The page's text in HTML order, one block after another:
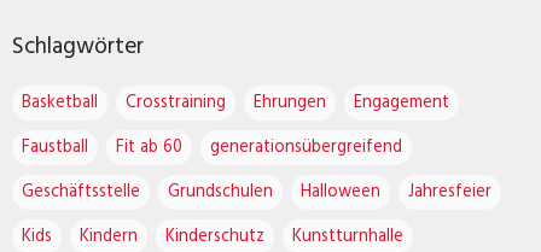
Schlagwörter
Basketball Crosstraining Ehrungen
Engagement
Faustball
Fit ab 60
generationsübergreifend
Geschäftsstelle
Grundschulen Halloween
Jahresfeier
Kids
Kindern Kinderschutz
Kunstturnhalle